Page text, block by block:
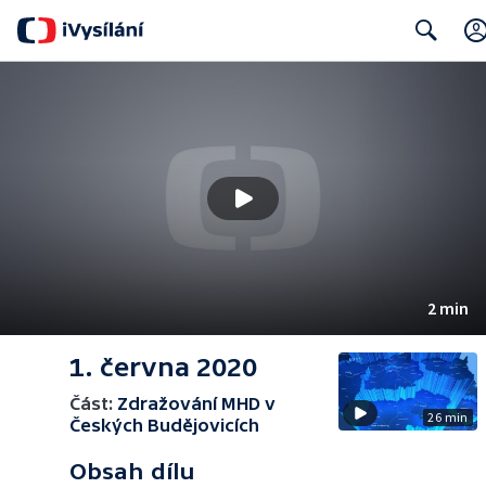
2 min
1. června 2020
Část: Zdražování MHD v
Českých Budějovicích
Obsah dílu
26 min